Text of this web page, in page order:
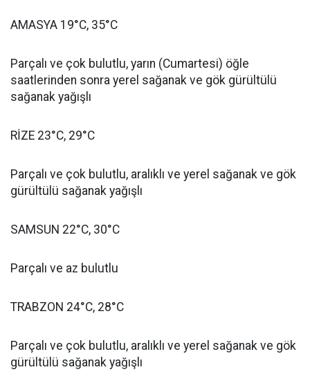
AMASYA 19°C, 35°C
Parçalı ve çok bulutlu, yarın (Cumartesi) öğle
saatlerinden sonra yerel sağanak ve gök gürültülü
sağanak yağışlı
RİZE 23°C, 29°C
Parçalı ve çok bulutlu, aralıklı ve yerel sağanak ve gök
gürültülü sağanak yağışlı
SAMSUN 22°C, 30°C
Parçalı ve az bulutlu
TRABZON 24°C, 28°C
Parçalı ve çok bulutlu, aralıklı ve yerel sağanak ve gök
gürültülü sağanak yağışlı